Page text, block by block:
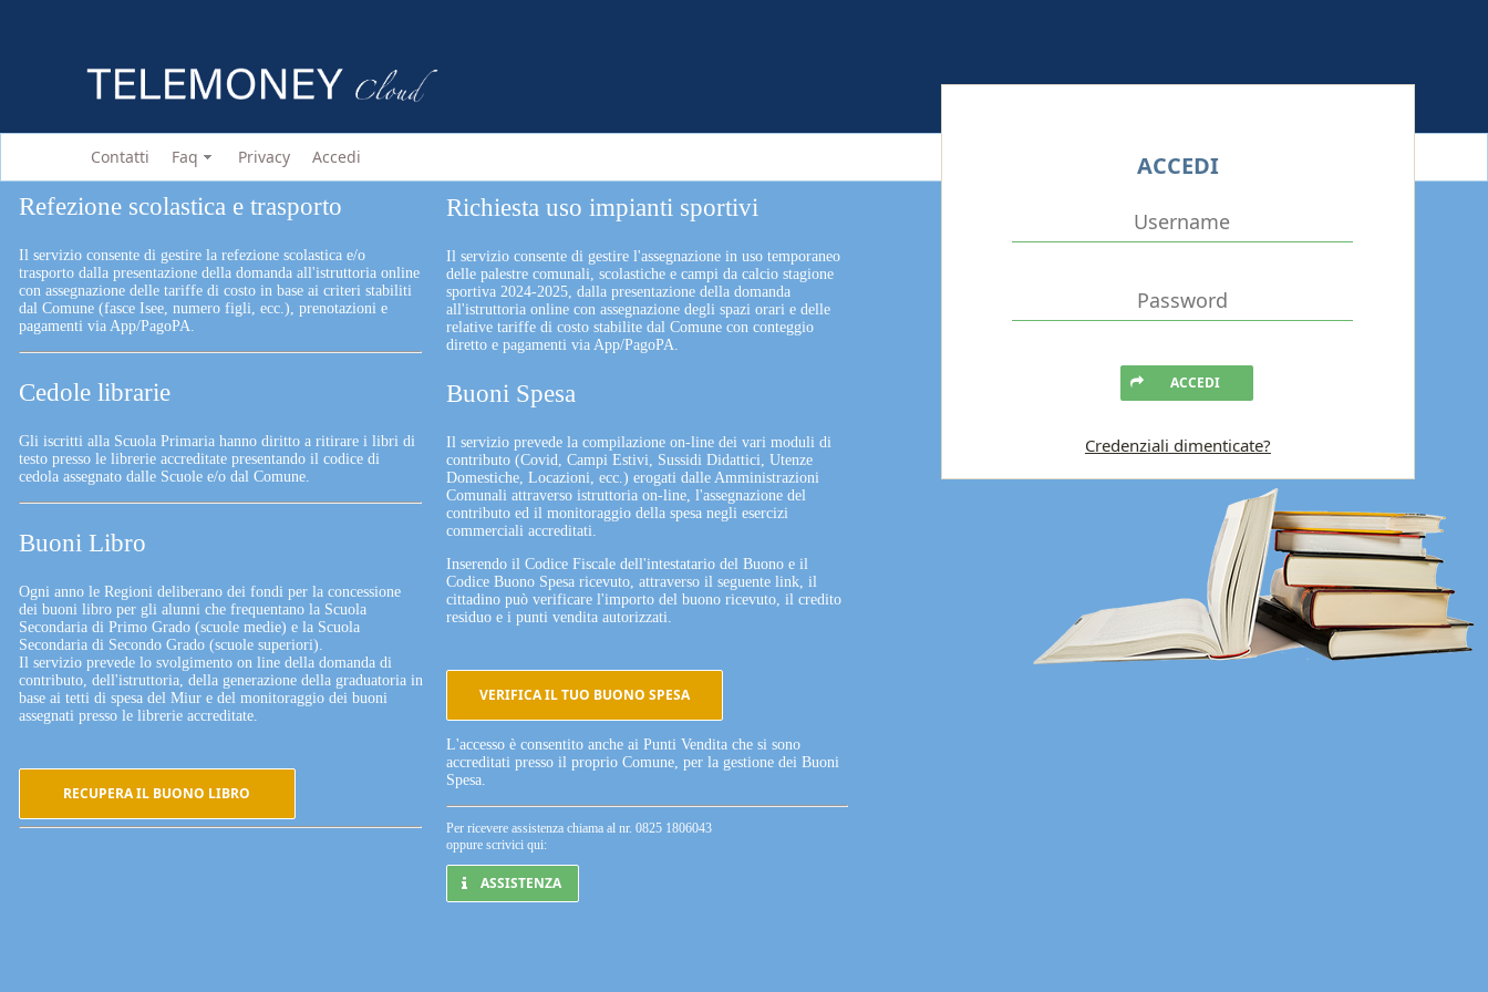
Contatti Faq Privacy Accedi
Refezione scolastica e trasporto
Il servizio consente di gestire la refezione scolastica e/o
trasporto dalla presentazione della domanda all'istruttoria online
con assegnazione delle tariffe di costo in base ai criteri stabiliti
dal Comune (fasce Isee, numero figli, ecc.), prenotazioni e
pagamenti via App/PagoPA.
Cedole librarie
Gli iscritti alla Scuola Primaria hanno diritto a ritirare i libri di
testo presso le librerie accreditate presentando il codice di
cedola assegnato dalle Scuole e/o dal Comune.
Buoni Libro
Ogni anno le Regioni deliberano dei fondi per la concessione
dei buoni libro per gli alunni che frequentano la Scuola
Secondaria di Primo Grado (scuole medie) e la Scuola
Secondaria di Secondo Grado (scuole superiori).
Il servizio prevede lo svolgimento on line della domanda di
contributo, dell'istruttoria, della generazione della graduatoria in
base ai tetti di spesa del Miur e del monitoraggio dei buoni
assegnati presso le librerie accreditate.
RECUPERA IL BUONO LIBRO
Richiesta uso impianti sportivi
Il servizio consente di gestire l'assegnazione in uso temporaneo
delle palestre comunali, scolastiche e campi da calcio stagione
sportiva 2024-2025, dalla presentazione della domanda
all'istruttoria online con assegnazione degli spazi orari e delle
relative tariffe di costo stabilite dal Comune con conteggio
diretto e pagamenti via App/PagoPA.
Buoni Spesa
Il servizio prevede la compilazione on-line dei vari moduli di
contributo (Covid, Campi Estivi, Sussidi Didattici, Utenze
Domestiche, Locazioni, ecc.) erogati dalle Amministrazioni
Comunali attraverso istruttoria on-line, l'assegnazione del
contributo ed il monitoraggio della spesa negli esercizi
commerciali accreditati.
Inserendo il Codice Fiscale dell'intestatario del Buono e il
Codice Buono Spesa ricevuto, attraverso il seguente link, il
cittadino può verificare l'importo del buono ricevuto, il credito
residuo e i punti vendita autorizzati.
VERIFICA IL TUO BUONO SPESA
L'accesso è consentito anche ai Punti Vendita che si sono
accreditati presso il proprio Comune, per la gestione dei Buoni
Spesa.
Per ricevere assistenza chiama al nr. 0825 1806043
oppure scrivici qui:
ASSISTENZA
ACCEDI
ACCEDI
Credenziali dimenticate?